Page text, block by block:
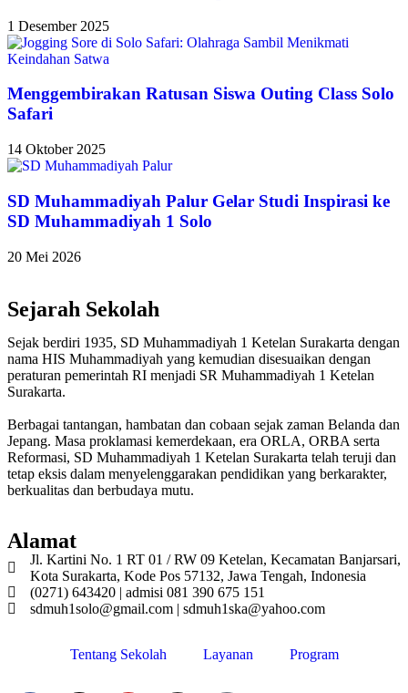
1 Desember 2025
Menggembirakan Ratusan Siswa Outing Class Solo
Safari
14 Oktober 2025
SD Muhammadiyah Palur Gelar Studi Inspirasi ke
SD Muhammadiyah 1 Solo
20 Mei 2026
Sejarah Sekolah
Sejak berdiri 1935, SD Muhammadiyah 1 Ketelan Surakarta dengan
nama HIS Muhammadiyah yang kemudian disesuaikan dengan
peraturan pemerintah RI menjadi SR Muhammadiyah 1 Ketelan
Surakarta.
Berbagai tantangan, hambatan dan cobaan sejak zaman Belanda dan
Jepang. Masa proklamasi kemerdekaan, era ORLA, ORBA serta
Reformasi, SD Muhammadiyah 1 Ketelan Surakarta telah teruji dan
tetap eksis dalam menyelenggarakan pendidikan yang berkarakter,
berkualitas dan berbudaya mutu.
Alamat
Jl. Kartini No. 1 RT 01 / RW 09 Ketelan, Kecamatan Banjarsari,
Kota Surakarta, Kode Pos 57132, Jawa Tengah, Indonesia
(0271) 643420 | admisi 081 390 675 151
sdmuh1solo@gmail.com | sdmuh1ska@yahoo.com
Tentang Sekolah Layanan Program